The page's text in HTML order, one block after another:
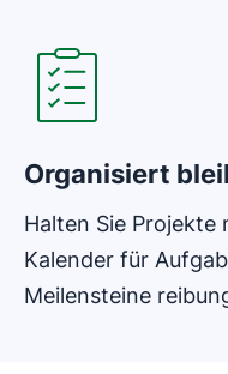
Organisiert
Halten Sie Projekte
Kalender für
Meilensteine